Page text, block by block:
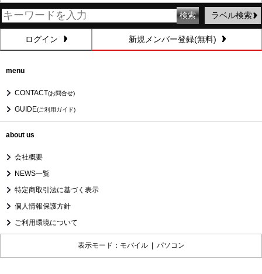
ラベル検索
ログイン 新規メンバー登録(無料)
menu
CONTACT(お問合せ)
GUIDE(ご利用ガイド)
about us
会社概要
NEWS一覧
特定商取引法に基づく表示
個人情報保護方針
ご利用環境について
表示モード：モバイル | パソコン